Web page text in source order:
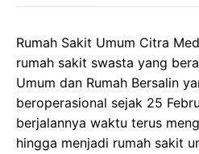
Rumah Sakit Umum Citra
rumah sakit swasta yang
Umum dan Rumah Bersalin
beroperasional sejak 25
berjalannya waktu terus
hingga menjadi rumah sakit